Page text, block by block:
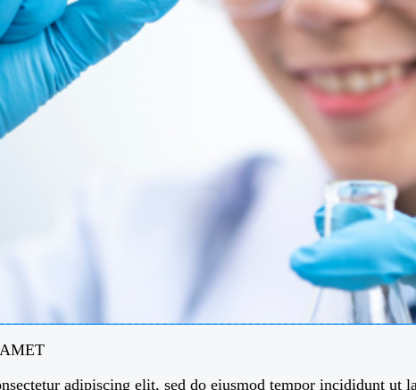
adipiscing elit, sed do eiusmod tempor incididunt ut